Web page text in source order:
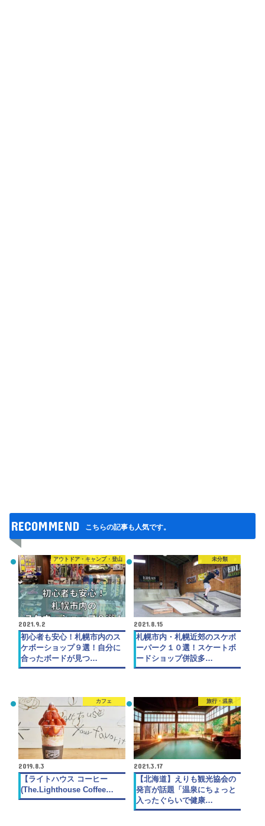
RECOMMEND こちらの記事も人気です。
アウトドア・キャンプ・登山
2021.9.2
初心者も安心！札幌市内のス
ケボーショップ９選！自分に
合ったボードが見つ…
未分類
2021.8.15
札幌市内・札幌近郊のスケボ
ーパーク１０選！スケートボ
ードショップ併設多…
カフェ
2019.8.3
【ライトハウス コーヒー
(The.Lighthouse Coffee…
旅行・温泉
2021.3.17
【北海道】えりも観光協会の
発言が話題「温泉にちょっと
入ったぐらいで健康…